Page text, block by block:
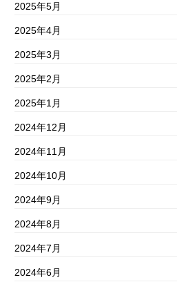
2025年5月
2025年4月
2025年3月
2025年2月
2025年1月
2024年12月
2024年11月
2024年10月
2024年9月
2024年8月
2024年7月
2024年6月